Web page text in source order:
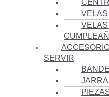
VELAS
VELAS
SERVIR